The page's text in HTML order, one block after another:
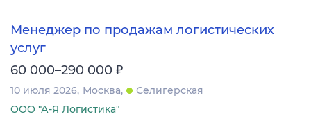
Менеджер по продажам логистических
услуг
60 000–290 000 ₽
10 июля 2026 Москва
Селигерская
ООО "А-Я Логистика"